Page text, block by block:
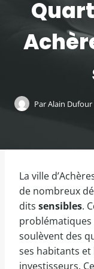
ParAlain Dufour
La ville
de nombreux
dits sensibles.
problématiques
soulèvent des
ses habitants et
investisseurs.